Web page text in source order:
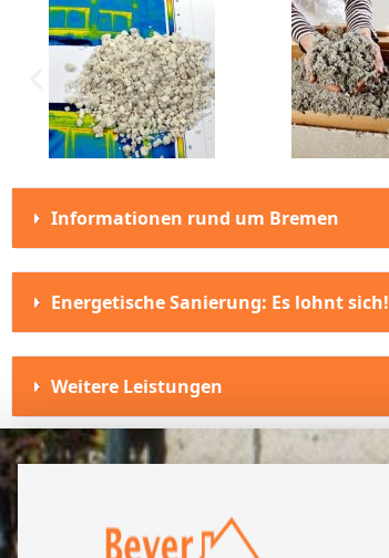
Informationen rund um Bremen
Energetische Sanierung: Es lohnt sich!
Weitere Leistungen